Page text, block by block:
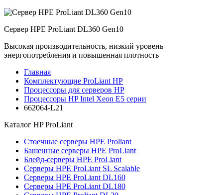
Сервер HPE ProLiant DL360 Gen10
Высокая производительность, низкий уровень
энергопотребления и повышенная плотность
Главная
Комплектующие ProLiant HP
Процессоры для серверов HP
Процессоры HP Intel Xeon E5 серии
662064-L21
Каталог HP ProLiant
Стоечные серверы HPE Proliant
Башенные серверы HPE ProLiant
Блейд-серверы HPE ProLiant
Серверы HPE ProLiant SL Scalable
Серверы HPE ProLiant DL160
Серверы HPE ProLiant DL180